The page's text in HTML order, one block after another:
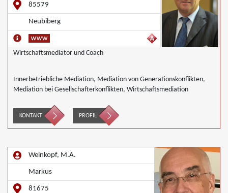
85579
Neubiberg
Wirtschaftsmediator und Coach
Innerbetriebliche Mediation, Mediation von Generationskonflikten,
Mediation bei Gesellschafterkonflikten, Wirtschaftsmediation
KONTAKT PROFIL
Weinkopf, M.A.
Markus
81675